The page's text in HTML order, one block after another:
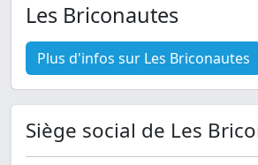
Les Briconautes
Plus d'infos sur Les Briconautes
Siège social de Les